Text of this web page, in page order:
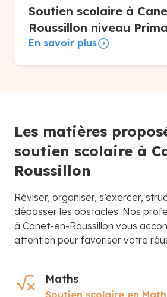
Soutien scolaire à
Roussillon niveau
En savoir plus
Les matières
soutien scolaire à
Roussillon
Réviser, organiser, s’exercer,
dépasser les obstacles. Nos
à Canet-en-Roussillon vous
attention pour favoriser votre
Maths